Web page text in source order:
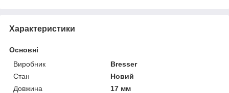
Характеристики
Основні
Виробник
Bresser
Стан
Новий
Довжина
17 мм